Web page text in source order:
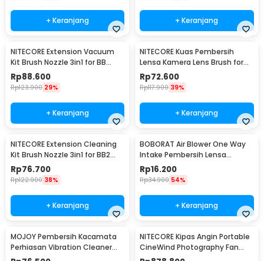
+ Keranjang + Keranjang
NITECORE Extension Vacuum
Kit Brush Nozzle 3in1 for BB
Nano Blower - NIA008
Rp88.600
Rp123.900 29%
+ Keranjang
NITECORE Kuas Pembersih
Lensa Kamera Lens Brush for
BB2 BB21 BB Mini - NIA003
Rp72.600
Rp117.900 39%
+ Keranjang
NITECORE Extension Cleaning
Kit Brush Nozzle 3in1 for BB2
Blower - NIA004
Rp76.700
Rp122.900 38%
+ Keranjang
BOBORAT Air Blower One Way
Intake Pembersih Lensa
Kamera Mesin Kopi - P6
Rp16.200
Rp34.900 54%
+ Keranjang
MOJOY Pembersih Kacamata
Perhiasan Vibration Cleaner
45kHz 400ml - MJ-40
NITECORE Kipas Angin Portable
CineWind Photography Fan
98000RPM 100W - CW20